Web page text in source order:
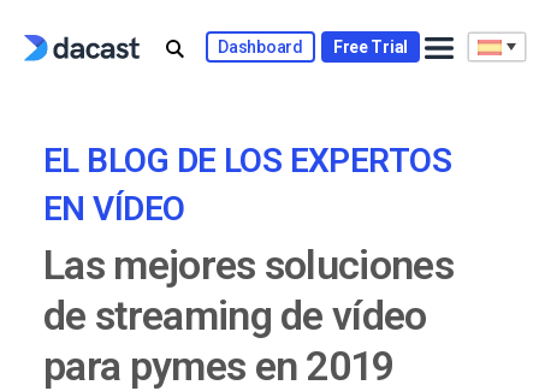
Dashboard Free Trial
EL BLOG DE LOS EXPERTOS
EN VÍDEO
Las mejores soluciones
de streaming de vídeo
para pymes en 2019